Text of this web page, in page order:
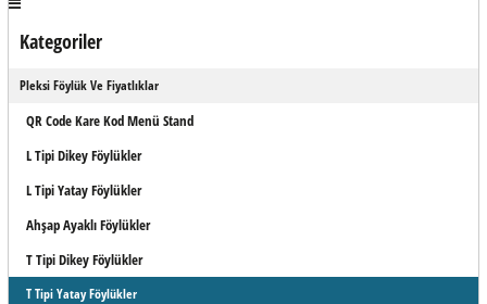
Kategoriler
Pleksi Föylük Ve Fiyatlıklar
QR Code Kare Kod Menü Stand
L Tipi Dikey Föylükler
L Tipi Yatay Föylükler
Ahşap Ayaklı Föylükler
T Tipi Dikey Föylükler
T Tipi Yatay Föylükler